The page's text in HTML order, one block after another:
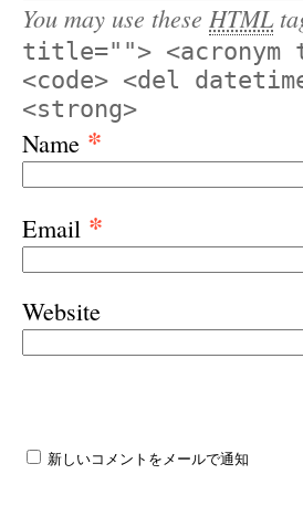
You may use these HTML
title=""> <acronym
<code> <del
<strong>
Name *
Email *
Website
新しいコメントをメールで通知